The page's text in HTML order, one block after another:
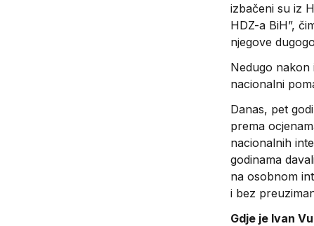
izbačeni su iz
HDZ-a BiH”,
njegove
Nedugo nakon
nacionalni
Danas, pet
prema
nacionalnih
godinama
na osobnom
i bez
Gdje je Ivan